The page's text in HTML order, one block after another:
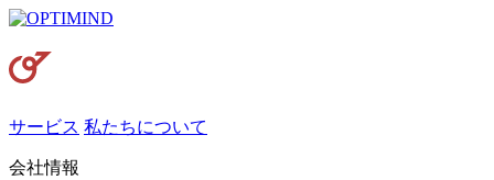
サービス 私たちについて
会社情報